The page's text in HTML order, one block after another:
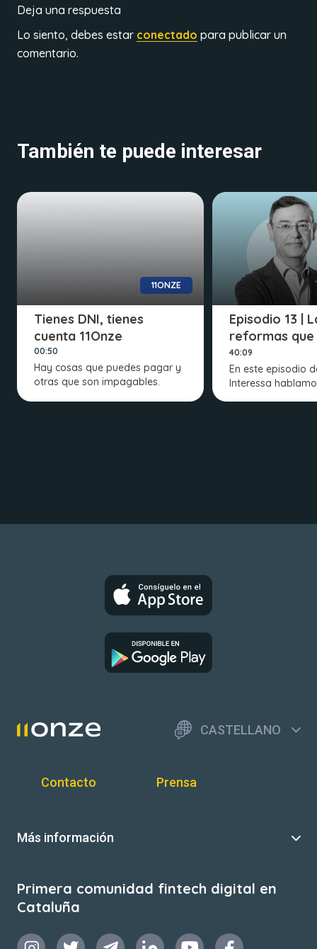
Deja una respuesta
Lo siento, debes estar conectado para publicar un
comentario.
También te puede interesar
11ONZE
Tienes DNI, tienes
cuenta 11Onze
00:50
Hay cosas que puedes pagar y
otras que son impagables.
Episodio 13 |
reformas que
necesitamos
40:09
En este episodio
Interessa
CASTELLANO
Contacto Prensa
Más información
Primera comunidad fintech digital en
Cataluña